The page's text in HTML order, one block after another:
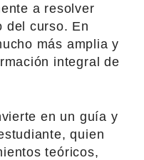
a resolver
del curso. En
más amplia y
integral de
en un guía y
quien
teóricos,